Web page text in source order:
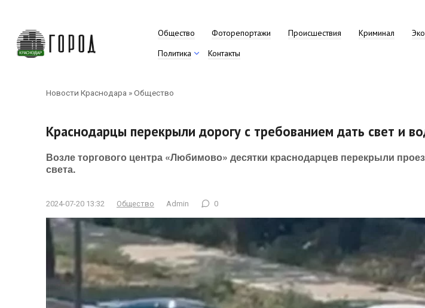
контенту
Общество Фоторепортажи Происшествия Криминал
Политика
Контакты
Новости Краснодара »Общество
Краснодарцы перекрыли дорогу с требованием дать свет и
Возле торгового центра «Любимово» десятки краснодарцев перекрыли
света.
2024-07-20 13:32 Общество Admin 0